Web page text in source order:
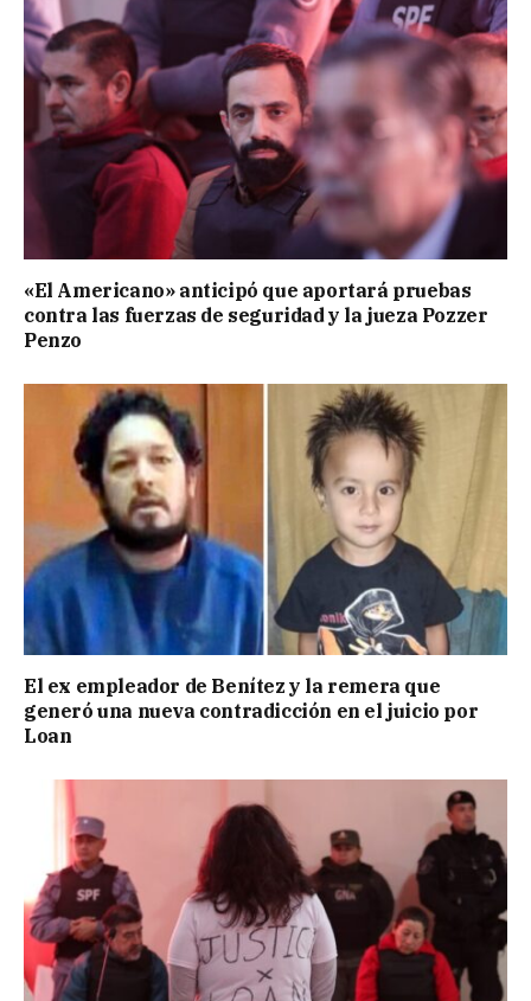
«El Americano» anticipó que aportará pruebas
contra las fuerzas de seguridad y la jueza Pozzer
Penzo
El ex empleador de Benítez y la remera que
generó una nueva contradicción en el juicio por
Loan